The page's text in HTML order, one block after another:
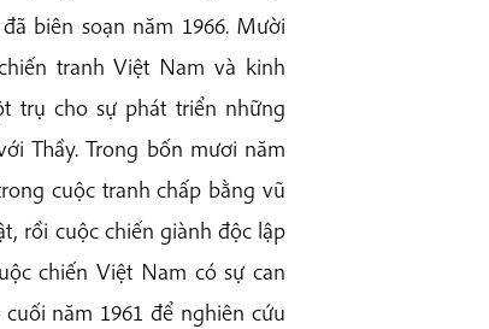
biên soạn năm 1966. Mười
tranh Việt Nam và kinh
trụ cho sự phát triển những
Thầy. Trong bốn mươi năm
cuộc tranh chấp bằng vũ
rồi cuộc chiến giành độc lập
chiến Việt Nam có sự can
năm 1961 để nghiên cứu